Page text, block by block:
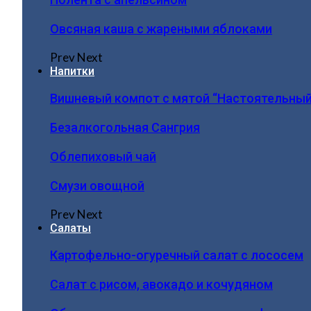
Овсяная каша с жареными яблоками
PrevNext
Напитки
Вишневый компот с мятой
Безалкогольная Сангрия
Облепиховый чай
Смузи овощной
PrevNext
Салаты
Картофельно-огуречный салат с лососем
Салат с рисом, авокадо и кочудяном